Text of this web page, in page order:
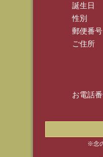
誕生日
性別
郵便番号
ご住所
お電話
※念